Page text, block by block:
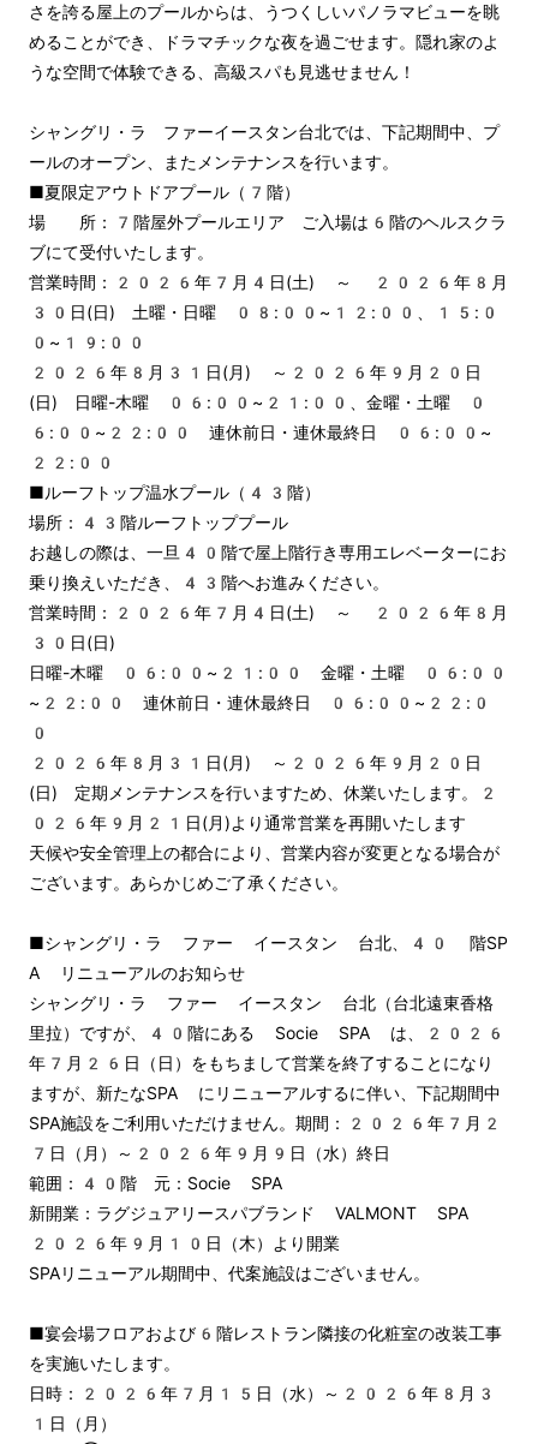
さを誇る屋上のプールからは、うつくしいパノラマビューを眺
めることができ、ドラマチックな夜を過ごせます。隠れ家のよ
うな空間で体験できる、高級スパも見逃せません！
シャングリ・ラ　ファーイースタン台北では、下記期間中、プ
ールのオープン、またメンテナンスを行います。
■夏限定アウトドアプール（7階）
場　　所：7階屋外プールエリア　ご入場は6階のヘルスクラ
ブにて受付いたします。
営業時間：2026年7月4日(土) ～ 2026年8月
30日(日)　土曜・日曜　08:00~12:00、15:0
0~19:00
2026年8月31日(月) ～2026年9月20日
(日)　日曜-木曜　06:00~21:00、金曜・土曜　0
6:00~22:00　連休前日・連休最終日　06:00~
22:00
■ルーフトップ温水プール（43階）
場所：43階ルーフトッププール
お越しの際は、一旦40階で屋上階行き専用エレベーターにお
乗り換えいただき、43階へお進みください。
営業時間：2026年7月4日(土) ～ 2026年8月
30日(日)
日曜-木曜　06:00~21:00　金曜・土曜　06:00
~22:00　連休前日・連休最終日　06:00~22:0
0
2026年8月31日(月) ～2026年9月20日
(日)　定期メンテナンスを行いますため、休業いたします。2
026年9月21日(月)より通常営業を再開いたします
天候や安全管理上の都合により、営業内容が変更となる場合が
ございます。あらかじめご了承ください。
■シャングリ・ラ ファー イースタン 台北、40 階SP
A リニューアルのお知らせ
シャングリ・ラ ファー イースタン 台北（台北遠東香格
里拉）ですが、40階にある Socie SPA は、2026
年7月26日（日）をもちまして営業を終了することになり
ますが、新たなSPA にリニューアルするに伴い、下記期間中
SPA施設をご利用いただけません。期間：2026年7月2
7日（月）～2026年9月9日（水）終日
範囲：40階　元：Socie SPA
新開業：ラグジュアリースパブランド VALMONT SPA
2026年9月10日（木）より開業
SPAリニューアル期間中、代案施設はございません。
■宴会場フロアおよび6階レストラン隣接の化粧室の改装工事
を実施いたします。
日時：2026年7月15日（水）～2026年8月3
1日（月）